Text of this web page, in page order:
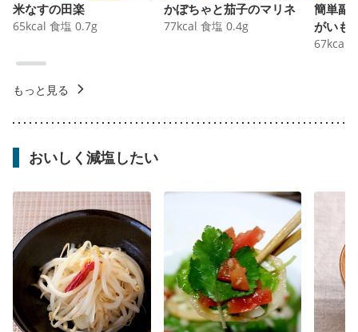
米なすの田楽
65kcal 食塩 0.7g
かぼちゃと茄子のマリネ
77kcal 食塩 0.4g
簡単副
がいも
67kcal
もっと見る
おいしく減塩したい